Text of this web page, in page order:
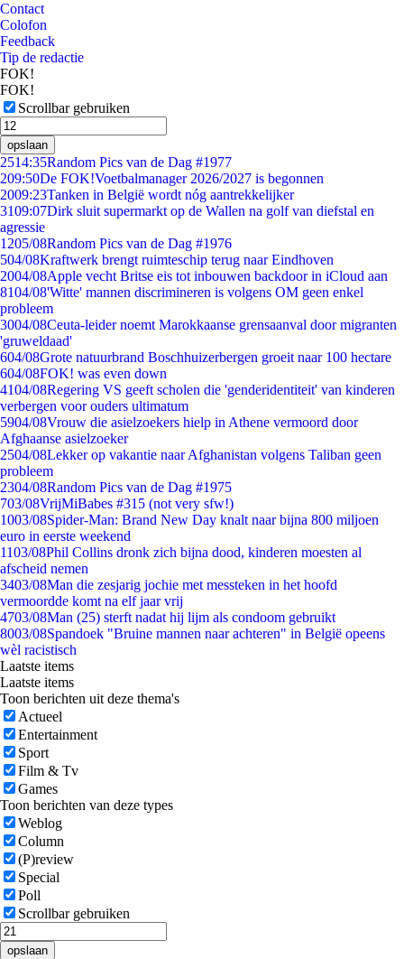
Contact
Colofon
Feedback
Tip de redactie
FOK!
FOK!
Scrollbar gebruiken
opslaan
2514:35Random Pics van de Dag #1977
209:50De FOK!Voetbalmanager 2026/2027 is begonnen
2009:23Tanken in België wordt nóg aantrekkelijker
3109:07Dirk sluit supermarkt op de Wallen na golf van diefstal en
agressie
1205/08Random Pics van de Dag #1976
504/08Kraftwerk brengt ruimteschip terug naar Eindhoven
2004/08Apple vecht Britse eis tot inbouwen backdoor in iCloud aan
8104/08'Witte' mannen discrimineren is volgens OM geen enkel
probleem
3004/08Ceuta-leider noemt Marokkaanse grensaanval door migranten
'gruweldaad'
604/08Grote natuurbrand Boschhuizerbergen groeit naar 100 hectare
604/08FOK! was even down
4104/08Regering VS geeft scholen die 'genderidentiteit' van kinderen
verbergen voor ouders ultimatum
5904/08Vrouw die asielzoekers hielp in Athene vermoord door
Afghaanse asielzoeker
2504/08Lekker op vakantie naar Afghanistan volgens Taliban geen
probleem
2304/08Random Pics van de Dag #1975
703/08VrijMiBabes #315 (not very sfw!)
1003/08Spider-Man: Brand New Day knalt naar bijna 800 miljoen
euro in eerste weekend
1103/08Phil Collins dronk zich bijna dood, kinderen moesten al
afscheid nemen
3403/08Man die zesjarig jochie met messteken in het hoofd
vermoordde komt na elf jaar vrij
4703/08Man (25) sterft nadat hij lijm als condoom gebruikt
8003/08Spandoek "Bruine mannen naar achteren" in België opeens
wèl racistisch
Laatste items
Laatste items
Toon berichten uit deze thema's
Actueel
Entertainment
Sport
Film & Tv
Games
Toon berichten van deze types
Weblog
Column
(P)review
Special
Poll
Scrollbar gebruiken
opslaan